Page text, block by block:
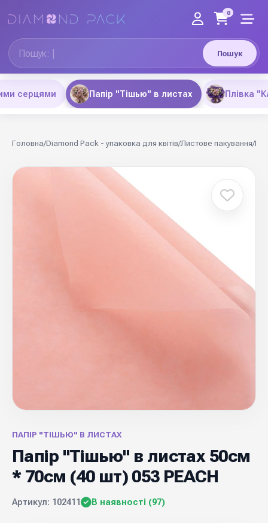
Пошук
0
серцями Папір "Тішью" в листах Плівка
Головна/Diamond Pack - упаковка для квітів/Листове пакування/
ПАПІР "ТІШЬЮ" В ЛИСТАХ
Папір "Тішью" в листах 50см
* 70см (40 шт) 053 PEACH
Артикул: 102411 В наявності (97)